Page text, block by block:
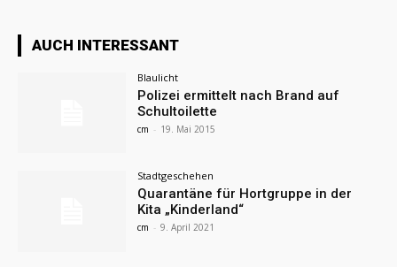
AUCH INTERESSANT
Blaulicht
Polizei ermittelt nach Brand auf
Schultoilette
cm - 19. Mai 2015
Stadtgeschehen
Quarantäne für Hortgruppe in der
Kita „Kinderland“
cm - 9. April 2021